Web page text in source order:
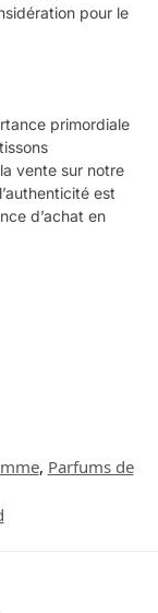
pour le
primordiale
vente sur notre
est
d’achat en
, Parfums de